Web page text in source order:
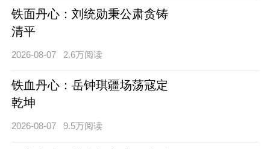
铁面丹心：刘统勋秉公肃贪铸
清平
2026-08-07 2.6万阅读
铁血丹心：岳钟琪疆场荡寇定
乾坤
2026-08-07 9.5万阅读